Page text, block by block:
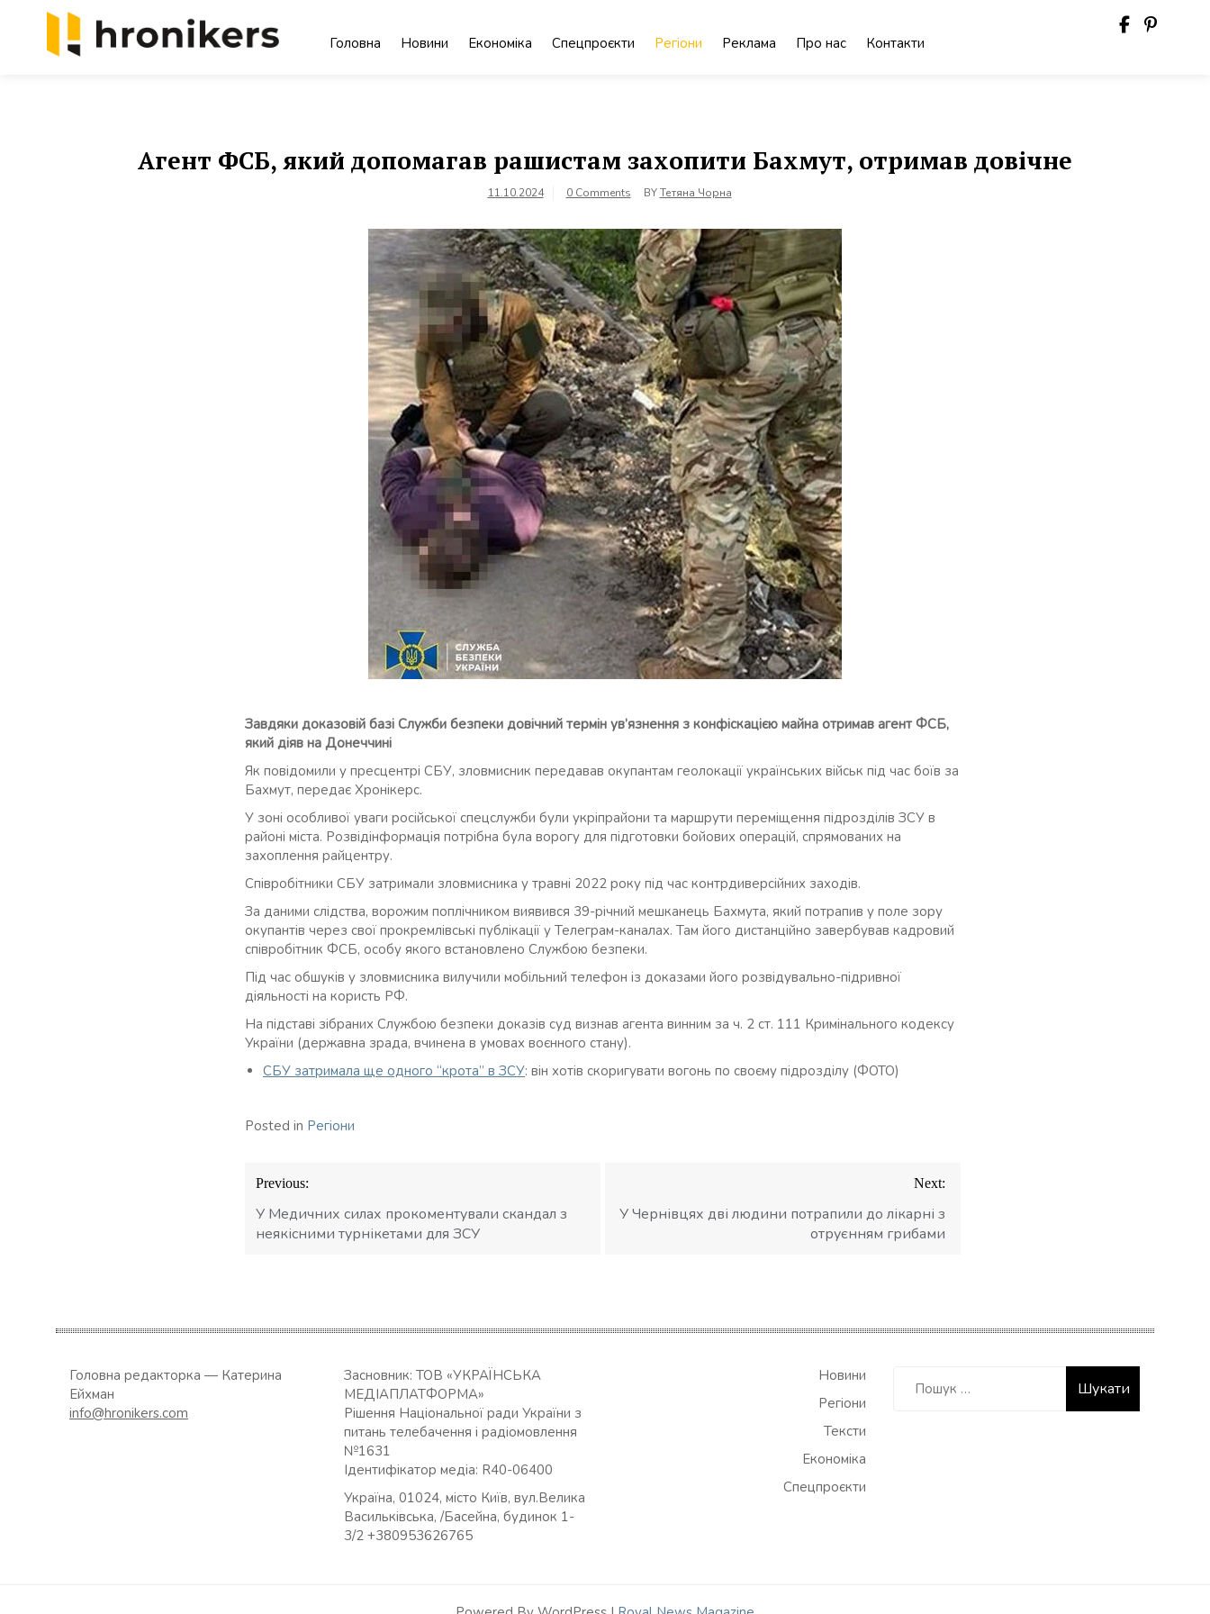
Головна Новини Економіка Спецпроєкти Регіони Реклама Про нас Контакти
Агент ФСБ, який допомагав рашистам захопити Бахмут, отримав довічне
11.10.2024 0 Comments BYТетяна Чорна
Завдяки доказовій базі Служби безпеки довічний термін ув’язнення з конфіскацією майна отримав агент ФСБ,
який діяв на Донеччині
Як повідомили у пресцентрі СБУ, зловмисник передавав окупантам геолокації українських військ під час боїв за
Бахмут, передає Хронікерс.
У зоні особливої уваги російської спецслужби були укріпрайони та маршрути переміщення підрозділів ЗСУ в
районі міста. Розвідінформація потрібна була ворогу для підготовки бойових операцій, спрямованих на
захоплення райцентру.
Співробітники СБУ затримали зловмисника у травні 2022 року під час контрдиверсійних заходів.
За даними слідства, ворожим поплічником виявився 39-річний мешканець Бахмута, який потрапив у поле зору
окупантів через свої прокремлівські публікації у Телеграм-каналах. Там його дистанційно завербував кадровий
співробітник ФСБ, особу якого встановлено Службою безпеки.
Під час обшуків у зловмисника вилучили мобільний телефон із доказами його розвідувально-підривної
діяльності на користь РФ.
На підставі зібраних Службою безпеки доказів суд визнав агента винним за ч. 2 ст. 111 Кримінального кодексу
України (державна зрада, вчинена в умовах воєнного стану).
СБУ затримала ще одного “крота” в ЗСУ: він хотів скоригувати вогонь по своєму підрозділу (ФОТО)
Posted in Регіони
Навігація
записів
Previous:
У Медичних силах прокоментували скандал з
неякісними турнікетами для ЗСУ
Next:
У Чернівцях дві людини потрапили до лікарні з
отруєнням грибами
Головна редакторка — Катерина
Ейхман
info@hronikers.com
Засновник: ТОВ «УКРАЇНСЬКА
МЕДІАПЛАТФОРМА»
Рішення Національної ради України з
питань телебачення і радіомовлення
№1631
Ідентифікатор медіа: R40-06400
Україна, 01024, місто Київ, вул.Велика
Васильківська, /Басейна, будинок 1-
3/2 +380953626765
Новини
Регіони
Тексти
Економіка
Спецпроєкти